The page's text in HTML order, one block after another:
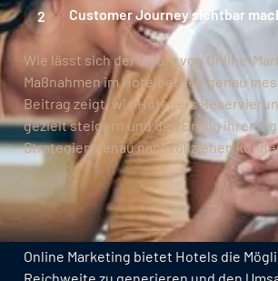
Wie lässt sich der Erfolg von Online-
Maßnahmen im Hotelbetrieb genau
Beitrag zeigt, wie Hoteliers
gezielt steigern und den Erfolg ihrer
Strategien genau nachvollziehen
Online Marketing bietet Hotels die
Customer Journey sichtbar